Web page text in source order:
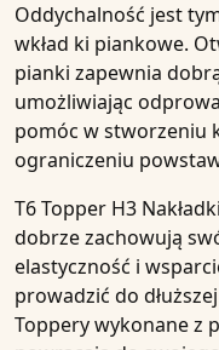
Oddychalność jest
wkład ki piankowe.
pianki zapewnia
umożliwiając
pomóc w stworzeniu
ograniczeniu
T6 Topper H3
dobrze zachowują
elastyczność i
prowadzić do
Toppery wykonane z